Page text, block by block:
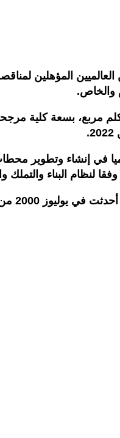
العالميين المؤهلين
والخاص.
للكهرباء والماء “كهرماء” قامت مسبقا
الكهرباء والمياه.